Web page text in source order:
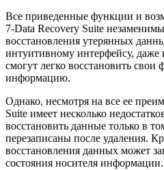
Все приведенные функции и
7-Data Recovery Suite
восстановления утерянных
интуитивному интерфейсу, даже
смогут легко восстановить
информацию.
Однако, несмотря на все ее
Suite имеет несколько
восстановить данные только в
перезаписаны после удаления.
восстановления данных может
состояния носителя информации.